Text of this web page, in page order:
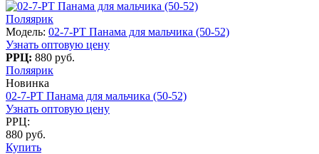
Поляярик
Модель: 02-7-PT Панама для мальчика (50-52)
Узнать оптовую цену
РРЦ: 880 руб.
Поляярик
Новинка
02-7-PT Панама для мальчика (50-52)
Узнать оптовую цену
РРЦ:
880 руб.
Купить